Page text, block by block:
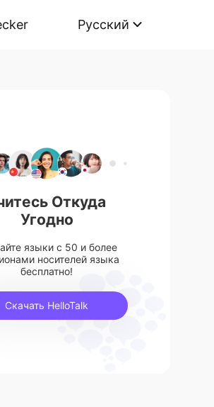
Русский
Откуда
Угодно
языки с 50 и более
носителей языка
бесплатно!
Скачать HelloTalk